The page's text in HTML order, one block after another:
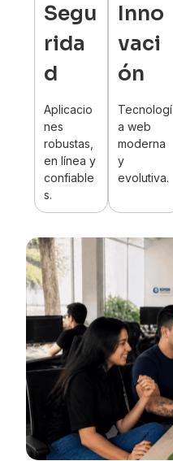
Segu
rida
d
Aplicacio
nes
robustas,
en línea y
confiable
s.
Inno
vaci
ón
Tecnologí
a web
moderna
y
evolutiva.